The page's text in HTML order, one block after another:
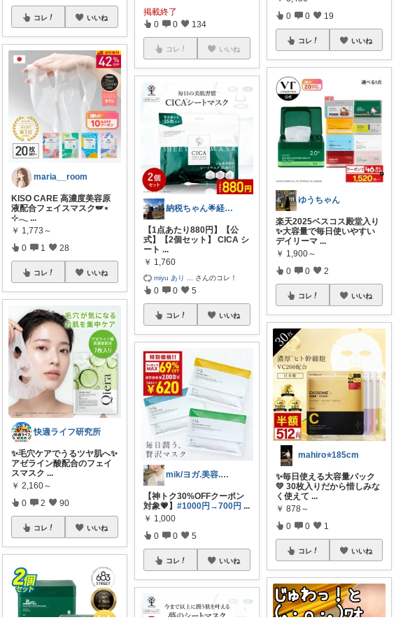
コレ いいね
maria__room
KISO CARE 高濃度美容原
液配合フェイスマスク🪽⋆
⊹𓂃...
￥ 1,773～
0 1 28
コレ いいね
快適ライフ研究所
✨毛穴ケアでうるツヤ肌へ✨
アゼライン酸配合のフェイ
スマスク ...
￥ 2,160～
0 2 90
コレ いいね
掲載終了
0 0 134
コレ いいね
納税ちゃん🌟経由購入★
【1点あたり880円】【公
式】【2個セット】 CICA シ
ート ...
￥ 1,760
miyu あり さんのコレ！
0 0 5
コレ いいね
mik/ヨガ.美容.ファッション𓂃.✿
【神トク30%OFFクーポン
対象💗】#1000円→700円 ...
￥ 1,000
0 0 5
コレ いいね
0 0 19
コレ いいね
ゆうちゃん
楽天2025ベスコス殿堂入り
✨大容量で毎日使いやすい
デイリーマ ...
￥ 1,900～
0 0 2
コレ いいね
mahiro⭐️185cm
✨毎日使える大容量パック
💛 30枚入りだから惜しみな
く使えて ...
￥ 878～
0 0 1
コレ いいね